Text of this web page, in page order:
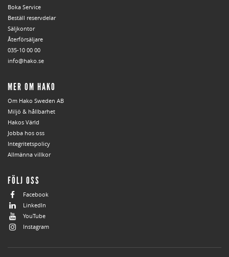
Boka Service
Beställ reservdelar
Säljkontor
Återförsäljare
035-10 00 00
info@hako.se
MER OM HAKO
Om Hako Sweden AB
Miljö & hållbarhet
Hakos Värld
Jobba hos oss
Integritetspolicy
Allmänna villkor
FÖLJ OSS
Facebook
LinkedIn
YouTube
Instagram